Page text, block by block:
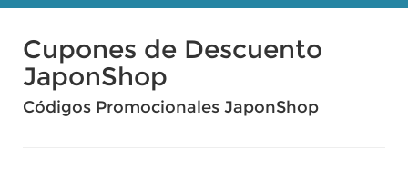
Cupones de Descuento
JaponShop
Códigos Promocionales JaponShop